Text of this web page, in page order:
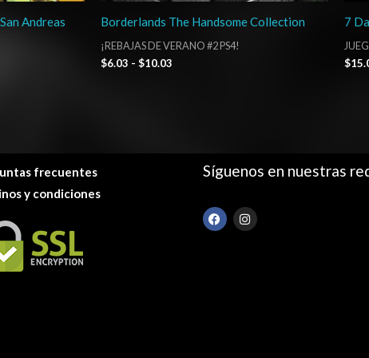
Andreas Borderlands The Handsome Collection
¡REBAJAS DE VERANO #2 PS4!
$6.03 - $10.03
7
$
frecuentes
y condiciones
Síguenos en nuestras
F
a
I
n